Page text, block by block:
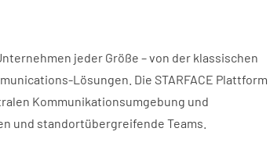
jeder Größe – von der klassischen
Lösungen. Die STARFACE Plattform
Kommunikationsumgebung und
und standortübergreifende Teams.